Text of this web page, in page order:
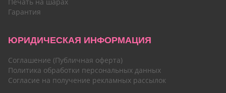
Печать на шарах
Гарантия
ЮРИДИЧЕСКАЯ ИНФОРМАЦИЯ
Соглашение (Публичная оферта)
Политика обработки персональных данных
Согласие на получение рекламных рассылок